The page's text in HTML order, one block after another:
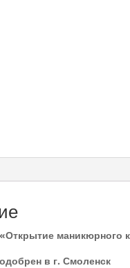
маникюрного
в г. Смоленск